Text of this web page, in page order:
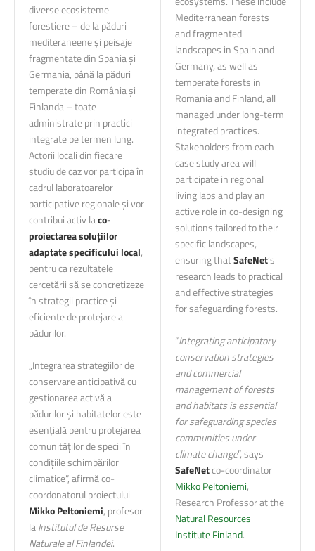
diverse ecosisteme
forestiere – de la păduri
mediteraneene și peisaje
fragmentate din Spania și
Germania, până la păduri
temperate din România și
Finlanda – toate
administrate prin practici
integrate pe termen lung.
Actorii locali din fiecare
studiu de caz vor participa în
cadrul laboratoarelor
participative regionale și vor
contribui activ laco-
proiectarea soluțiilor
adaptate specificului local,
pentru ca rezultatele
cercetării să se concretizeze
în strategii practice și
eficiente de protejare a
pădurilor.
„Integrarea strategiilor de
conservare anticipativă cu
gestionarea activă a
pădurilor și habitatelor este
esențială pentru protejarea
comunităților de specii în
condițiile schimbărilor
climatice”, afirmă co-
coordonatorul proiectului
Mikko Peltoniemi, profesor
laInstitutul de Resurse
Naturale al Finlandei.
Mediterranean forests
and fragmented
landscapes in Spain and
Germany, as well as
temperate forests in
Romania and Finland, all
managed under long-term
integrated practices.
Stakeholders from each
case study area will
participate in regional
living labs and play an
active role in co-designing
solutions tailored to their
specific landscapes,
ensuring thatSafeNet’s
research leads to practical
and effective strategies
for safeguarding forests.
“Integrating anticipatory
conservation strategies
and commercial
management of forests
and habitats is essential
for safeguarding species
communities under
climate change”, says
SafeNetco-coordinator
Mikko Peltoniemi,
Research Professor at the
Natural Resources
Institute Finland.